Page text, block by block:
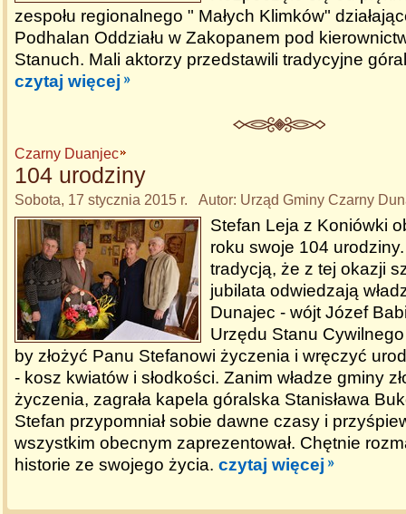
zespołu regionalnego " Małych Klimków"
Podhalan Oddziału w Zakopanem pod
Stanuch. Mali aktorzy przedstawili tradycyjne
czytaj więcej
Czarny Duanjec
104 urodziny
Sobota, 17 stycznia 2015 r. Autor: Urząd Gminy Czarny
Stefan Leja z Koniówki
roku swoje 104 urodziny.
tradycją, że z tej okazji
jubilata odwiedzają
Dunajec - wójt Józef
Urzędu Stanu
by złożyć Panu Stefanowi życzenia i wręczyć
- kosz kwiatów i słodkości. Zanim władze gminy
życzenia, zagrała kapela góralska Stanisława
Stefan przypomniał sobie dawne czasy i
wszystkim obecnym zaprezentował. Chętnie
historie ze swojego życia. czytaj więcej